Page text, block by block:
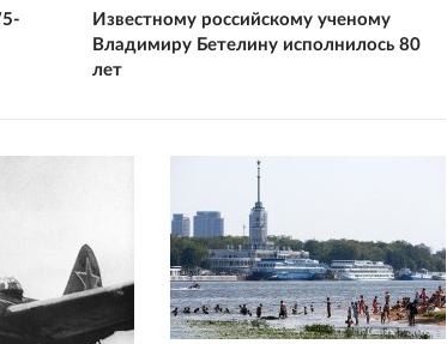
Известному российскому ученому
Владимиру Бетелину исполнилось 80
лет